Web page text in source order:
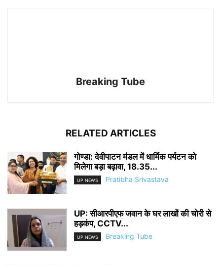
Breaking Tube
RELATED ARTICLES
गोण्डा: देवीपाटन मंडल में धार्मिक पर्यटन को
मिलेगा बड़ा बढ़ावा, 18.35...
UP NEWS Pratibha Srivastava
UP: सीआरपीएफ जवान के घर लाखों की चोरी से
हड़कंप, CCTV...
UP NEWS Breaking Tube